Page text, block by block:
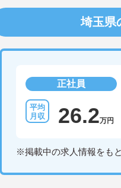
埼玉県
正社員
26.2万円
※掲載中の求人情報をも